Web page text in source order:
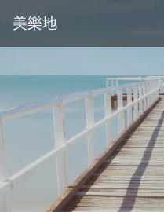
美樂地